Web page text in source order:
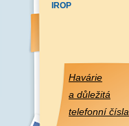
IROP
Havárie
a důležitá
telefonní čísla